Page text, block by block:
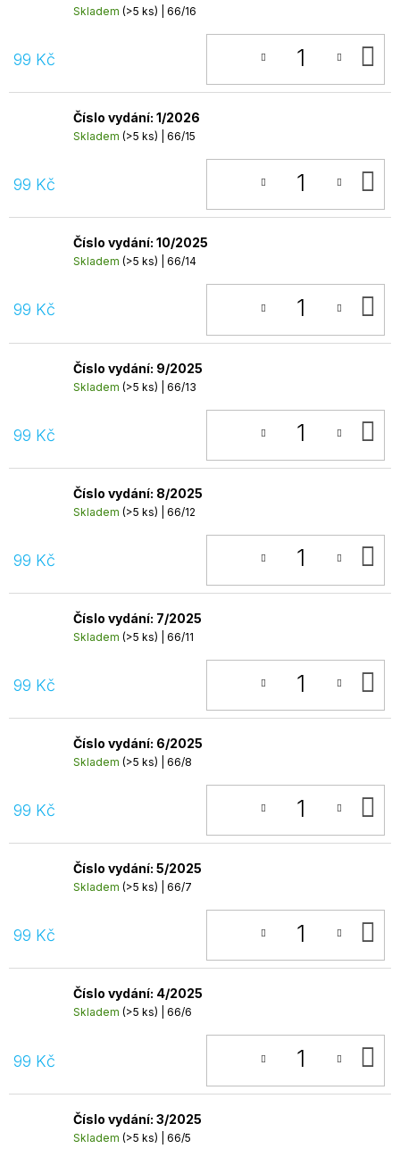
Skladem (>5 ks) | 66/16
99 Kč
Číslo vydání: 1/2026
Skladem (>5 ks) | 66/15
99 Kč
Číslo vydání: 10/2025
Skladem (>5 ks) | 66/14
99 Kč
Číslo vydání: 9/2025
Skladem (>5 ks) | 66/13
99 Kč
Číslo vydání: 8/2025
Skladem (>5 ks) | 66/12
99 Kč
Číslo vydání: 7/2025
Skladem (>5 ks) | 66/11
99 Kč
Číslo vydání: 6/2025
Skladem (>5 ks) | 66/8
99 Kč
Číslo vydání: 5/2025
Skladem (>5 ks) | 66/7
99 Kč
Číslo vydání: 4/2025
Skladem (>5 ks) | 66/6
99 Kč
Číslo vydání: 3/2025
Skladem (>5 ks) | 66/5